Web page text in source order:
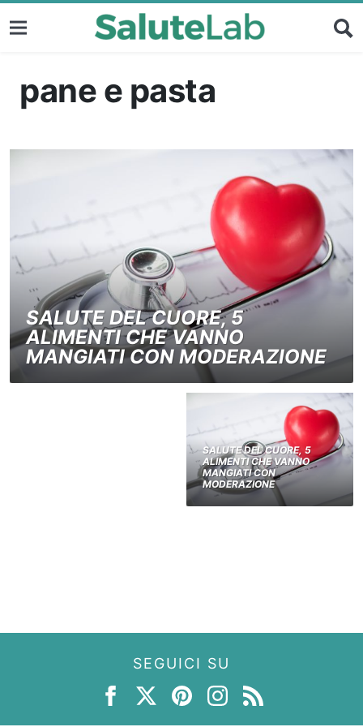
pane e pasta
SALUTE DEL CUORE, 5
ALIMENTI CHE VANNO
MANGIATI CON MODERAZIONE
SALUTE DEL CUORE, 5
ALIMENTI CHE VANNO
MANGIATI CON
MODERAZIONE
SEGUICI SU